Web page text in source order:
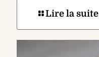
Lire la suite